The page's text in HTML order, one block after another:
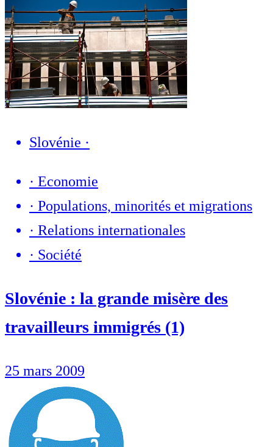
Slovénie ·
· Economie
· Populations, minorités et migrations
· Relations internationales
· Société
Slovénie : la grande misère des
travailleurs immigrés (1)
25 mars 2009